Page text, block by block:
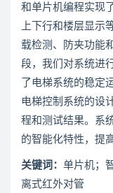
和单片机编程实现
上下行和楼层显示
载检测、防夹功能
段，我们对系统进
了电梯系统的稳定
电梯控制系统的设
程和测试结果。系
的智能化特性，提
关键词： 单片机；
离式红外对管